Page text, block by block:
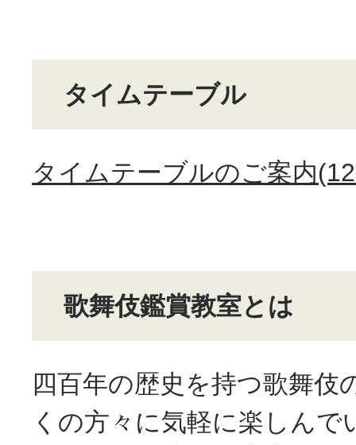
タイムテーブル
タイムテーブルのご案内
歌舞伎鑑賞教室とは
四百年の歴史を持つ歌舞伎
くの方々に気軽に楽しん